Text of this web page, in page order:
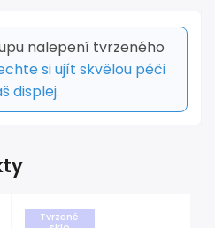
nalepení tvrzeného
si ujít skvělou péči
displej.
Tvrzené